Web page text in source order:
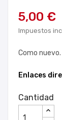
5,00 €
Impuestos
Como
Enlaces
Cantidad